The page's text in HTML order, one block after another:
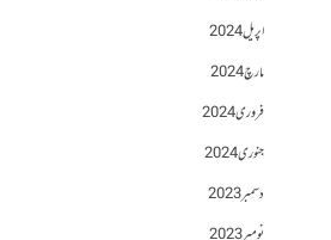
اپریل 2024
مارچ 2024
فروری 2024
جنوری 2024
دسمبر 2023